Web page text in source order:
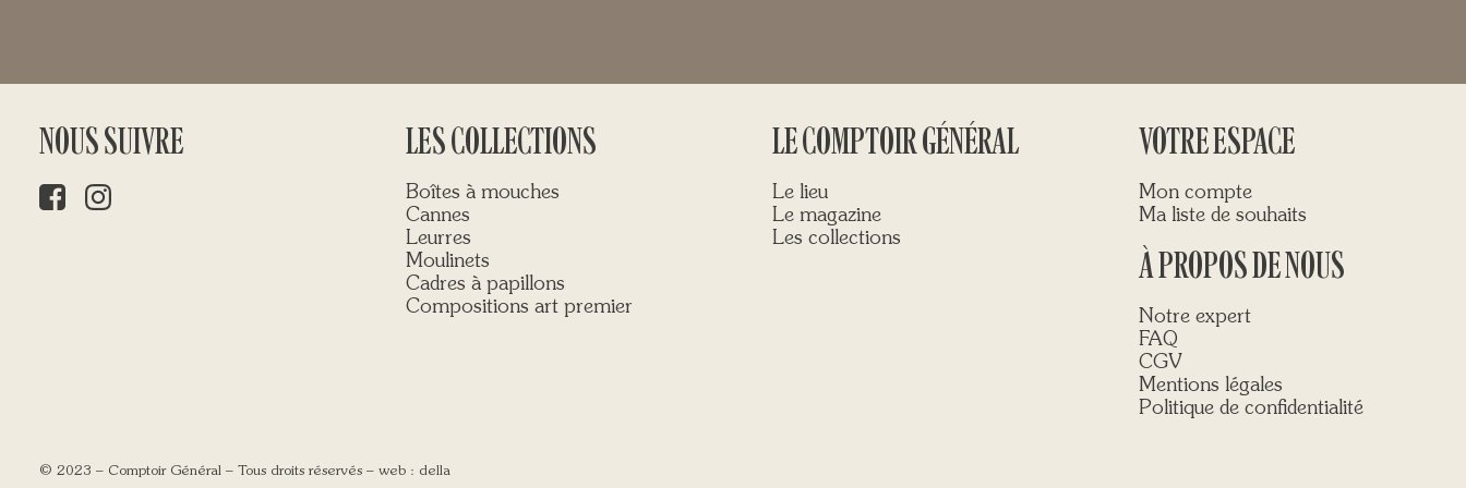
NOUS SUIVRE LES COLLECTIONS
Boîtes à mouches
Cannes
Leurres
Moulinets
Cadres à papillons
Compositions art premier
LE COMPTOIR GÉNÉRAL
Le lieu
Le magazine
Les collections
VOTRE ESPACE
Mon compte
Ma liste de souhaits
À PROPOS DE NOUS
Notre expert
FAQ
CGV
Mentions légales
Politique de confidentialité
© 2023 – Comptoir Général – Tous droits réservés – web : della